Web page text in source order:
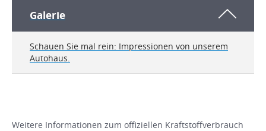
Galerie
Schauen Sie mal rein: Impressionen von unserem
Autohaus.
Weitere Informationen zum offiziellen Kraftstoffverbrauch